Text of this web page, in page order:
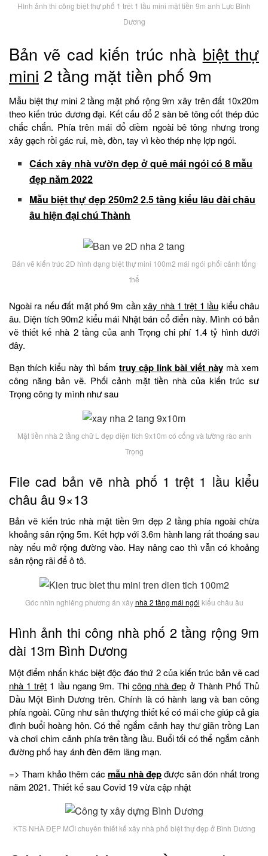
Hình ảnh thi công biệt thự phố 1 trệt 1 lầu mini mặt tiền 9m anh Lực Bình
Dương
Bản vẽ cad kiến trúc nhà biệt thự
mini 2 tầng mặt tiền phố 9m
Mẫu biệt thự mini 2 tầng mặt phố rộng 9m xây trên đất 10x20m
theo kiến trúc đương đại. Kết cấu đổ 2 sàn bê tông cốt thép đúc
chắc chắn. Phía trên mái đổ diềm ngoài bê tông nhưng trong
xây gạch rồi gác rui, mè, đòn, tay vì kèo thép nhẹ lợp ngói.
Cách xây nhà vườn đẹp ở quê mái ngói có 8 mẫu
đẹp năm 2022
Mẫu biệt thự đẹp 250m2 2.5 tầng kiểu lâu đài châu
âu hiện đại chú Thành
Bản vẽ kiến trúc 2D hình dạng biệt thự mini 100m2 mái ngói phối cảnh tổng
thể
Ngoài ra nếu đất mặt phố 9m cầnxây nhà 1 trệt 1 lầu kiểu châu
âu. Diện tích 90m2 kiểu mái Nhật bán cổ điển này. Mình có bản
vẽ thiết kế nhà 2 tầng của anh Trọng chi phí 1.4 tỷ hình dưới
đây.
Bạn thích kiểu này thì bấm truy cập link bài viết này mà xem
công năng bản vẽ. Phối cảnh mặt tiền nhà của kiến trúc sư
Trọng công ty mình như sau
Mặt tiền nhà 2 tầng chữ L đẹp diện tích 9x10m có cổng và tường rào anh
Trọng
File cad bản vẽ nhà phố 1 trệt 1 lầu kiểu
châu âu 9×13
Bản vẽ kiến trúc nhà mặt tiền 9m đẹp 2 tầng phía ngoài chừa
khoảng sân rộng 5m. Kết hợp với 3.6m hành lang rất thoáng sau
này nếu mở rộng đường vào. Hay nâng cao thì vẫn có khoảng
sân rộng rãi để ô tô.
Góc nhìn nghiêng phương án xâynhà 2 tầng mái ngói kiểu châu âu
Hình ảnh thi công nhà phố 2 tầng rộng 9m
dài 13m Bình Dương
Một điểm nhấn khác biệt độc đáo thứ 2 của kiến trúc bản vẽ cad
nhà 1 trệt 1 lầu ngang 9m. Thicông nhà đẹp ở Thành Phố Thủ
Dầu Một Bình Dương trên. Chính là có hành lang và ban công
phía ngoài. Cũng như sân thượng thiết kế có mái che giúp cả gia
đình buổi hoàng hôn. Có thể ngắm cảnh hay thư giãn trồng Lan
và chơi chim cảnh phía trên tầng lầu. Buổi tối có thể ngắm cảnh
đường phố hay ánh đèn đêm lãng mạn.
=> Tham khảo thêm các mẫu nhà đẹpđược săn đón nhất trong
năm 2021. Thiết kế sau Covid 19 vừa cập nhật
KTS NHÀ ĐẸP MỚI chuyên thiết kế xây nhà phố biệt thự đẹp ở Bình Dương